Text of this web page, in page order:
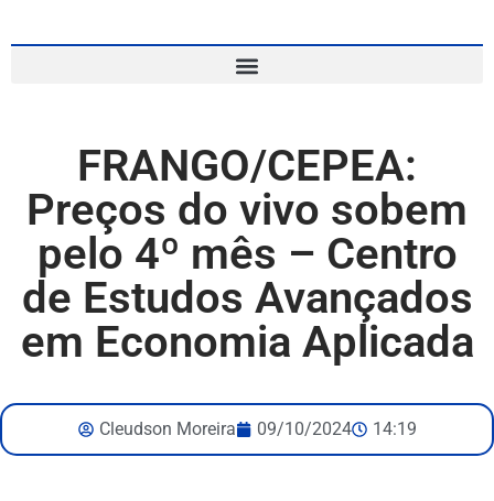
FRANGO/CEPEA:
Preços do vivo sobem
pelo 4º mês – Centro
de Estudos Avançados
em Economia Aplicada
Cleudson Moreira 09/10/2024 14:19